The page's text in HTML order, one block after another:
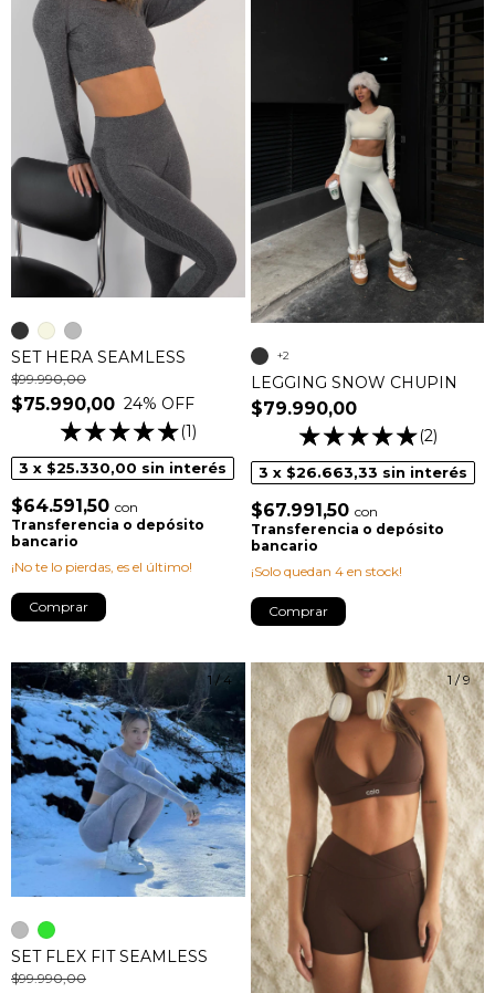
SET HERA SEAMLESS
$75.990,00
$99.990,00
24% OFF
(1)
3 x $25.330,00 sin interés
$64.591,50 con
Transferencia o depósito
bancario
¡No te lo pierdas, es el último!
Comprar
LEGGING SNOW CHUPIN
$79.990,00
(2)
3 x $26.663,33 sin interés
$67.991,50 con
Transferencia o depósito
bancario
¡Solo quedan 4en stock!
+2
Comprar
1/ 4
SET FLEX FIT SEAMLESS
$99.990,00
1 /9